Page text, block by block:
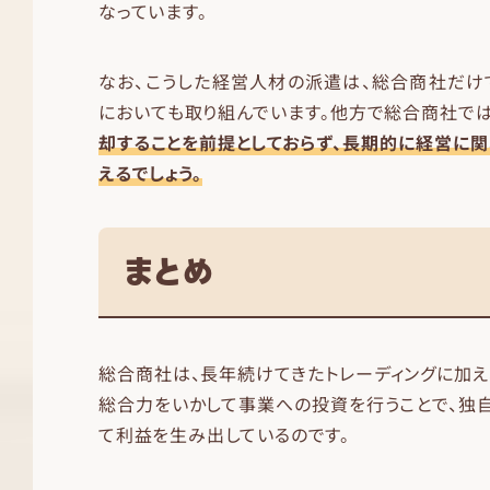
なっています。
なお、こうした経営人材の派遣は、総合商社だけ
においても取り組んでいます。他方で総合商社で
却することを前提としておらず、長期的に経営に
えるでしょう。
まとめ
総合商社は、長年続けてきたトレーディングに加
総合力をいかして事業への投資を行うことで、独
て利益を生み出しているのです。